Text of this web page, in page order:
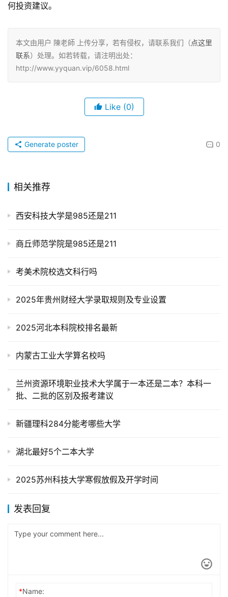
何投资建议。
本文由用户 陳老師 上传分享，若有侵权，请联系我们（点这里
联系）处理。如若转载，请注明出处：
http://www.yyquan.vip/6058.html
Like (0)
0
Generate poster
相关推荐
西安科技大学是985还是211
商丘师范学院是985还是211
考美术院校选文科行吗
2025年贵州财经大学录取规则及专业设置
2025河北本科院校排名最新
内蒙古工业大学算名校吗
兰州资源环境职业技术大学属于一本还是二本？本科一
批、二批的区别及报考建议
新疆理科284分能考哪些大学
湖北最好5个二本大学
2025苏州科技大学寒假放假及开学时间
发表回复
*Name: